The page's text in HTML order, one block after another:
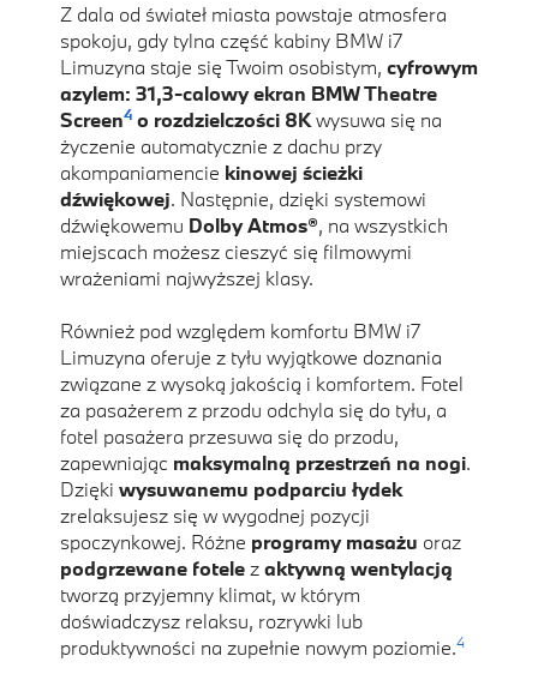
Z dala od świateł miasta powstaje atmosfera
spokoju, gdy tylna część kabiny BMW i7
Limuzyna staje się Twoim osobistym, cyfrowym
azylem: 31,3-calowy ekran BMW Theatre
Screen4 o rozdzielczości 8Kwysuwa się na
życzenie automatycznie z dachu przy
akompaniamencie kinowej ścieżki
dźwiękowej. Następnie, dzięki systemowi
dźwiękowemu Dolby Atmos®, na wszystkich
miejscach możesz cieszyć się filmowymi
wrażeniami najwyższej klasy.
Również pod względem komfortu BMW i7
Limuzyna oferuje z tyłu wyjątkowe doznania
związane z wysoką jakością i komfortem. Fotel
za pasażerem z przodu odchyla się do tyłu, a
fotel pasażera przesuwa się do przodu,
zapewniając maksymalną przestrzeń na nogi.
Dzięki wysuwanemu podparciu łydek
zrelaksujesz się w wygodnej pozycji
spoczynkowej. Różne programy masażu oraz
podgrzewane fotelezaktywną wentylacją
tworzą przyjemny klimat, w którym
doświadczysz relaksu, rozrywki lub
produktywności na zupełnie nowym poziomie.4